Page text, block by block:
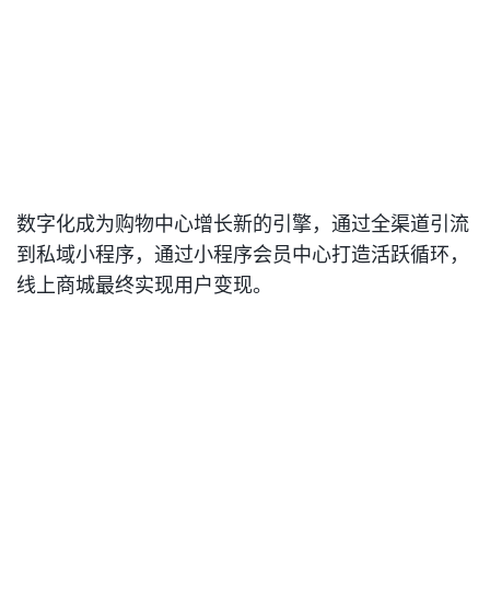
数字化成为购物中心增长新的引擎，通过全渠道引流
到私域小程序，通过小程序会员中心打造活跃循环，
线上商城最终实现用户变现。